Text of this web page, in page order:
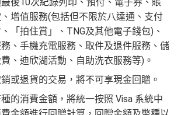
增值服務(包括但不限於八達通、支付
「拍住賞」、TNG及其他電子錢包)、
、手機充電服務、取件及退件服務、儲
、迪欣湖活動、自助洗衣服務等)。
或退貨的交易，將不可享現金回贈。
的消費金額，將統一按照 Visa 系統中